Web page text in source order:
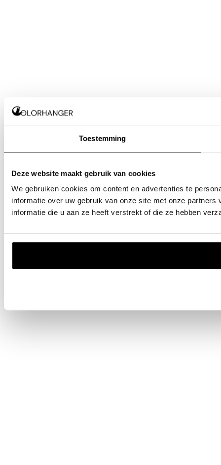
Toestemming
Deze website maakt gebruik van cookies
We gebruiken cookies om content en advertenties te
informatie over uw gebruik van onze site met onze
informatie die u aan ze heeft verstrekt of die ze hebben